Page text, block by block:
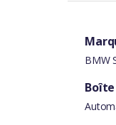
BMW